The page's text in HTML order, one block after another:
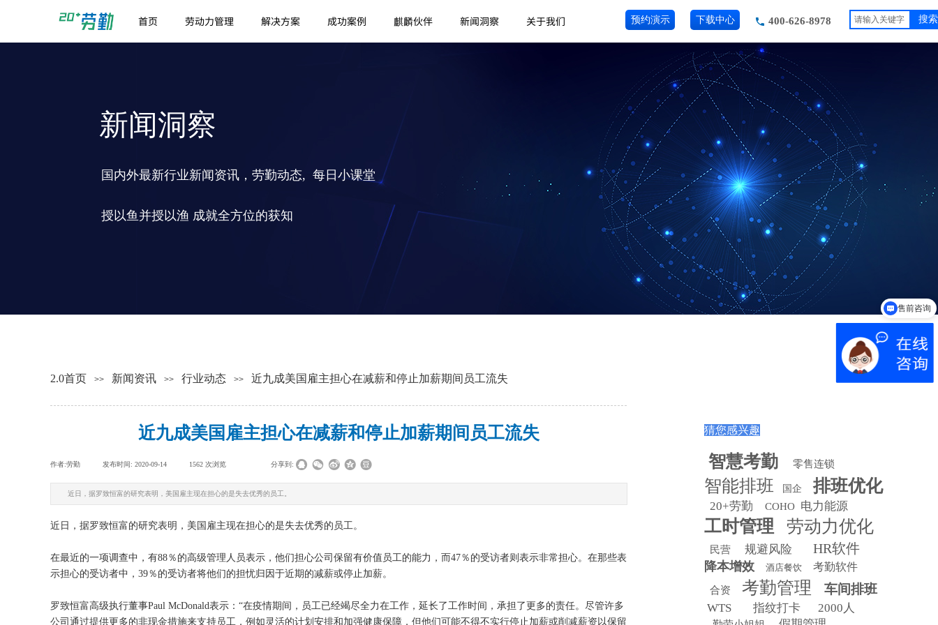
400-626-8978
预约演示 下载中心
首页 劳动力管理 解决方案 成功案例 麒麟伙伴 新闻洞察 关于我们 搜索
国内外最新行业新闻资讯，劳勤动态, 每日小课堂
授以鱼并授以渔 成就全方位的获知
新闻洞察
2.0首页 >> 新闻资讯 >> 行业动态 >> 近九成美国雇主担心在减薪和停止加薪期间员工流失
近九成美国雇主担心在减薪和停止加薪期间员工流失
作者:劳勤 发布时间: 2020-09-14 1562 次浏览 分享到:
近日，据罗致恒富的研究表明，美国雇主现在担心的是失去优秀的员工。
近日，据罗致恒富的研究表明，美国雇主现在担心的是失去优秀的员工。
在最近的一项调查中，有88％的高级管理人员表示，他们担心公司保留有价值员工的能力，而47％的受访者则表示非常担心。在那些表
示担心的受访者中，39％的受访者将他们的担忧归因于近期的减薪或停止加薪。
罗致恒富高级执行董事Paul McDonald表示：“在疫情期间，员工已经竭尽全力在工作，延长了工作时间，承担了更多的责任。尽管许多
公司通过提供更多的非现金措施来支持员工，例如灵活的计划安排和加强健康保障，但他们可能不得不实行停止加薪或削减薪资以保留
猜您感兴趣
智慧考勤 零售连锁
智能排班 国企 排班优化
20+劳勤 COHO 电力能源
工时管理 劳动力优化
民营 规避风险 HR软件
降本增效 酒店餐饮 考勤软件
合资 考勤管理 车间排班
WTS 指纹打卡 2000人
售前咨询